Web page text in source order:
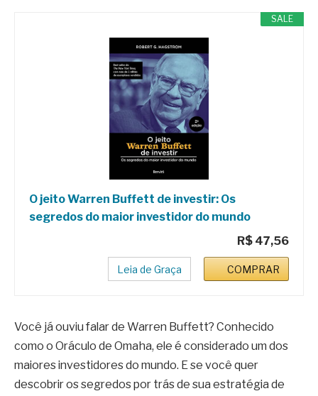
SALE
O jeito Warren Buffett de investir: Os
segredos do maior investidor do mundo
R$ 47,56
Leia de Graça COMPRAR
Você já ouviu falar de Warren Buffett? Conhecido
como o Oráculo de Omaha, ele é considerado um dos
maiores investidores do mundo. E se você quer
descobrir os segredos por trás de sua estratégia de